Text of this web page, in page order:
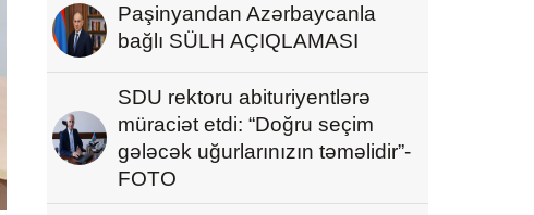
Paşinyandan Azərbaycanla
bağlı SÜLH AÇIQLAMASI
SDU rektoru abituriyentlərə
müraciət etdi: “Doğru seçim
gələcək uğurlarınızın təməlidir”-
FOTO